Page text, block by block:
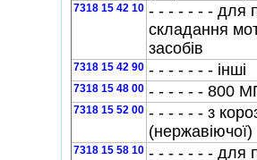
7318 15 42 10 - - - - - - - для
складання
засобiв
7318 15 42 90 - - - - - - - iншi
7318 15 48 00 - - - - - - 800
7318 15 52 00 - - - - - - з
(нержавiючої)
7318 15 58 10 - - - - - - - для